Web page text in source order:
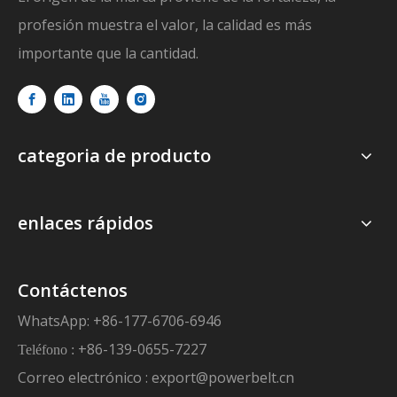
profesión muestra el valor, la calidad es más
importante que la cantidad.
categoria de producto
enlaces rápidos
Contáctenos
WhatsApp: +86-177-6706-6946
Teléfono : +86-139-0655-7227
Correo electrónico : export@powerbelt.cn